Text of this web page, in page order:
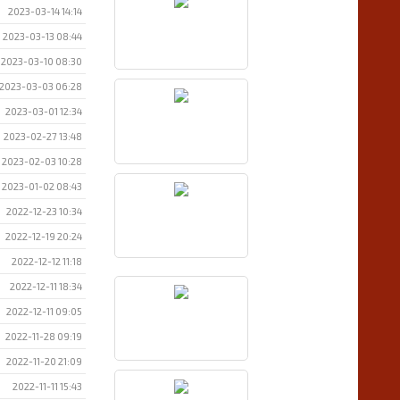
2023-03-14 14:14
2023-03-13 08:44
2023-03-10 08:30
2023-03-03 06:28
2023-03-01 12:34
2023-02-27 13:48
2023-02-03 10:28
2023-01-02 08:43
2022-12-23 10:34
2022-12-19 20:24
2022-12-12 11:18
2022-12-11 18:34
2022-12-11 09:05
2022-11-28 09:19
2022-11-20 21:09
2022-11-11 15:43